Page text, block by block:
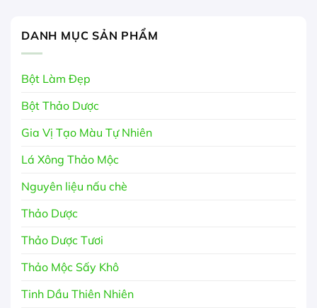
DANH MỤC SẢN PHẨM
Bột Làm Đẹp
Bột Thảo Dược
Gia Vị Tạo Màu Tự Nhiên
Lá Xông Thảo Mộc
Nguyên liệu nấu chè
Thảo Dược
Thảo Dược Tươi
Thảo Mộc Sấy Khô
Tinh Dầu Thiên Nhiên